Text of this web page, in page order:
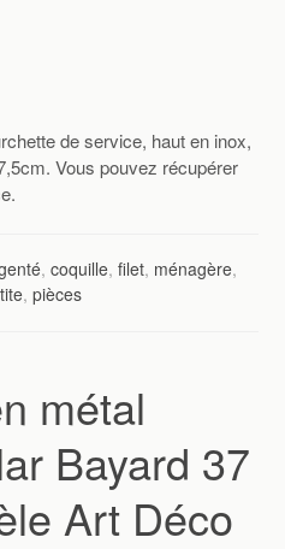
de service, haut en inox,
Vous pouvez récupérer
,coquille,filet, ménagère,
,pièces
métal
Bayard 37
Art Déco